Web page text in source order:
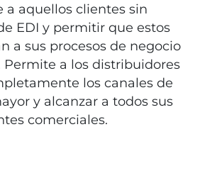
a aquellos clientes sin
EDI y permitir que estos
a sus procesos de negocio
Permite a los distribuidores
los canales de
y alcanzar a todos sus
comerciales.